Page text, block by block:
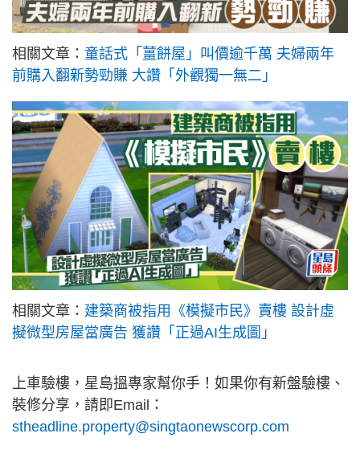
相關文章： 童話式「薑餅屋」叫價逾千萬 夫婦兩年
前購入翻新勢勁賺 大讚「外觀獨一無二」
相關文章： 建築商被指用《模擬市民》賣樓 設計虛
擬微型房屋當廣告 獲讚「正過AI生成圖」
上車驗樓，星島搵專家幫你手！如果你有新盤驗樓、
裝修分享，請即Email：
stheadline.property@singtaonewscorp.com